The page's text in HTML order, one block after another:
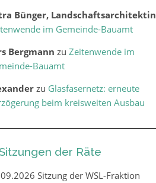
Bünger, Landschaftsarchitektin
im Gemeinde-Bauamt
Bergmann zu Zeitenwende im
Bauamt
zu Glasfasernetz: erneute
beim kreisweiten Ausbau
der Räte
Sitzung der WSL-Fraktion